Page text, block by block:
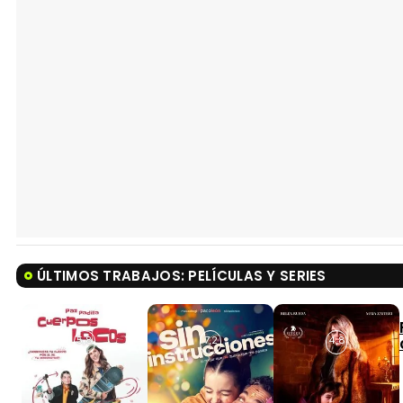
ÚLTIMOS TRABAJOS: PELÍCULAS Y SERIES
5,8 7,2 4,8